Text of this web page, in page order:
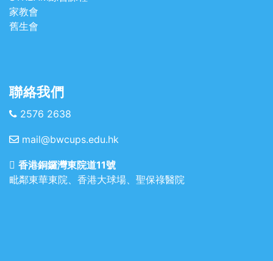
家教會
舊生會
聯絡我們
2576 2638
mail@bwcups.edu.hk
香港銅鑼灣東院道11號
毗鄰東華東院、香港大球場、聖保祿醫院